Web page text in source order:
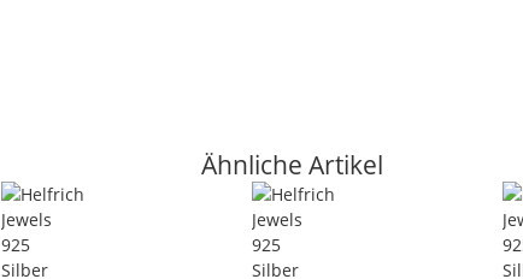
Ähnliche Artikel